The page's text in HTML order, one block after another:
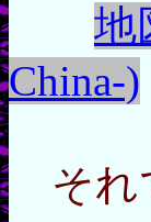
地
China-)
それ